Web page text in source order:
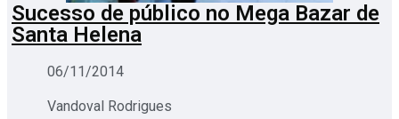
Sucesso de público no Mega Bazar de
Santa Helena
06/11/2014
Vandoval Rodrigues